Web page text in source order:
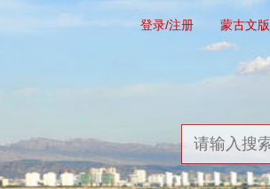
登录/注册 蒙古文版